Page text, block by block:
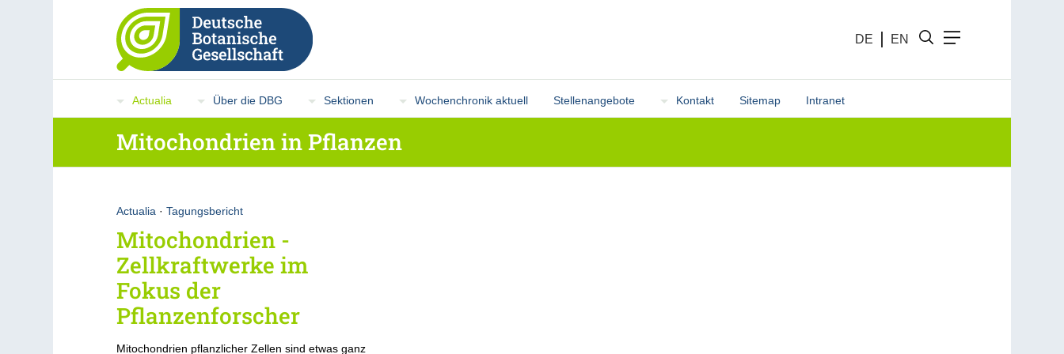
DE EN
Actualia Über die DBG Sektionen Wochenchronik aktuell Stellenangebote Kontakt Sitemap Intranet
Mitochondrien in Pflanzen
Actualia ·Tagungsbericht
Mitochondrien -
Zellkraftwerke im
Fokus der
Pflanzenforscher
Mitochondrien pflanzlicher Zellen sind etwas ganz